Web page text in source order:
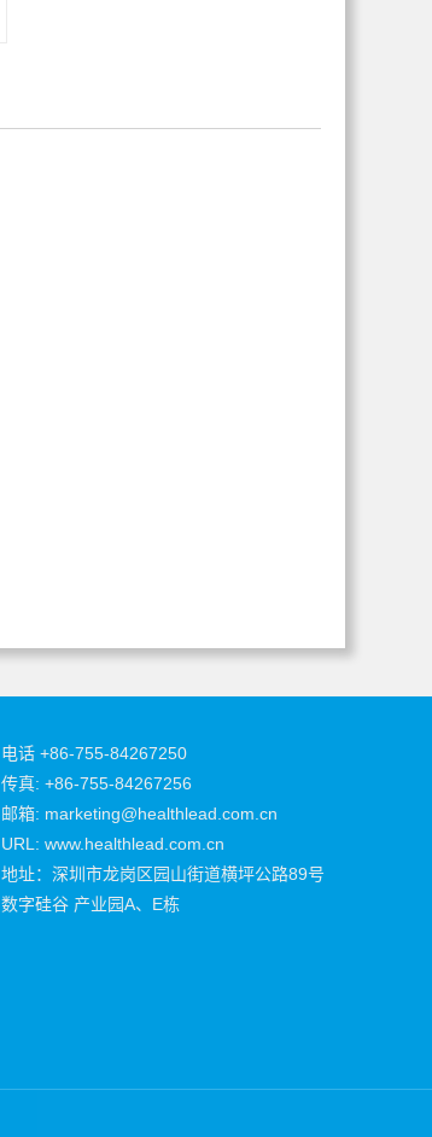
电话 +86-755-84267250
传真: +86-755-84267256
邮箱: marketing@healthlead.com.cn
URL: www.healthlead.com.cn
地址：深圳市龙岗区园山街道横坪公路89号
数字硅谷 产业园A、E栋